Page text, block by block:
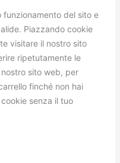
funzionamento del sito e
Piazzando cookie
visitare il nostro sito
ripetutamente le
sito web, per
finché non hai
senza il tuo